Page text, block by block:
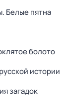
Белые пятна
болото
истории
загадок